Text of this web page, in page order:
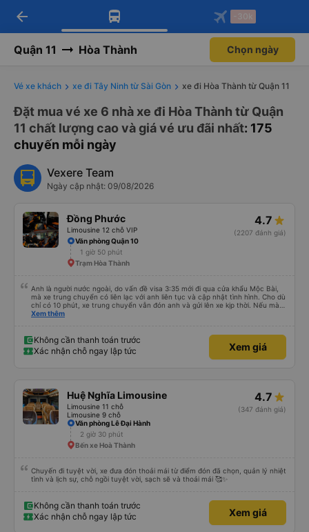
Tải app Vexere ngay!
Nhận ưu đãi thành viên độc
Mở app
Tải app Vexere
-30k/ghế khi đặt vé máy bay qua
Mở app
arrow_back -30k
Quận 11 Hòa Thành Chọn ngày
Vé xe khách xe đi Tây Ninh từ Sài Gòn xe đi Hòa Thành từ Quận 11
Đặt mua vé xe 6 nhà xe đi Hòa Thành từ Quận
11 chất lượng cao và giá vé ưu đãi nhất: 175
chuyến mỗi ngày
Vexere Team
Ngày cập nhật: 09/08/2026
Đồng Phước
Limousine 12 chỗ VIP
4.7
(2207 đánh giá)
Văn phòng Quận 10
1 giờ 50 phút
Trạm Hòa Thành
Anh là người nước ngoài, do vấn đề visa 3:35 mới đi qua cửa khẩu Mộc Bài,
mà xe trung chuyển có liên lạc với anh liên tục và cập nhật tình hình. Cho dù
chỉ có 10 phút, xe trung chuyển vẫn đón anh và gửi lên xe kịp thời. Nếu mà
được, anh thật muốn tip cho bác tài. Xe này là xe Limousine nhưng mà vé xe
Xem thêm
Không cần thanh toán trước
Xác nhận chỗ ngay lập tức
Xem giá
Huệ Nghĩa Limousine
Limousine 11 chỗ
Limousine 9 chỗ
4.7
(347 đánh giá)
Văn phòng Lê Đại Hành
2 giờ 30 phút
Bến xe Hoà Thành
Chuyến đi tuyệt vời, xe đưa đón thoải mái từ điểm đón đã chọn, quản lý nhiệt
tình và lịch sự, chỗ ngồi tuyệt vời, sạch sẽ và thoải mái 🥰✨
Không cần thanh toán trước
Xác nhận chỗ ngay lập tức
Xem giá